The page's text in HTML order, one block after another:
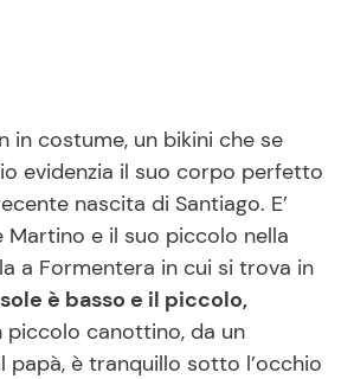
in costume, un bikini che se
evidenzia il suo corpo perfetto
nascita di Santiago. E’
Martino e il suo piccolo nella
a Formentera in cui si trova in
è basso e il piccolo,
piccolo canottino, da un
papà, è tranquillo sotto l’occhio